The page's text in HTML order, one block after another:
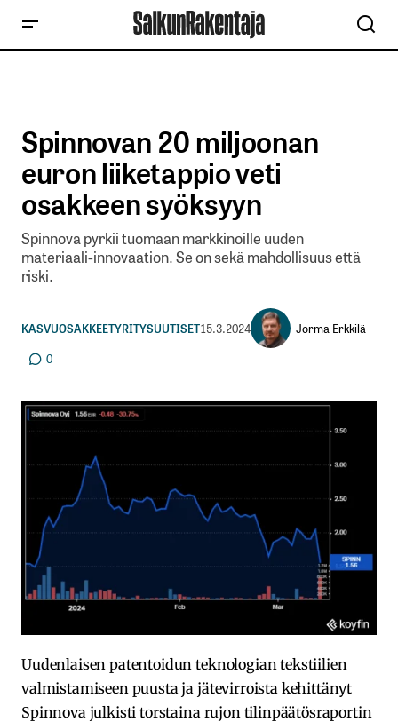
Spinnovan 20 miljoonan
euron liiketappio veti
osakkeen syöksyyn
Spinnova pyrkii tuomaan markkinoille uuden
materiaali-innovaation. Se on sekä mahdollisuus että
riski.
KASVUOSAKKEETYRITYSUUTISET15.3.2024
Jorma Erkkilä
0
Uudenlaisen patentoidun teknologian tekstiilien
valmistamiseen puusta ja jätevirroista kehittänyt
Spinnova julkisti torstaina rujon tilinpäätösraportin